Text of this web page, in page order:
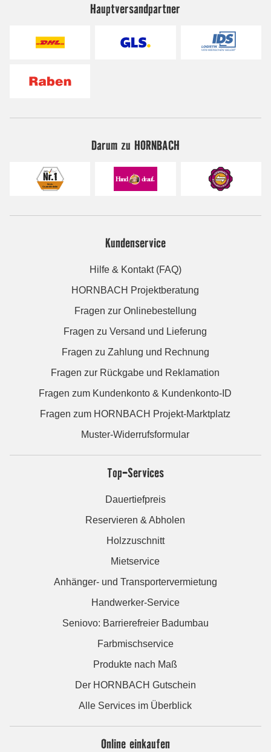
Hauptversandpartner
Darum zu HORNBACH
Kundenservice
Hilfe & Kontakt (FAQ)
HORNBACH Projektberatung
Fragen zur Onlinebestellung
Fragen zu Versand und Lieferung
Fragen zu Zahlung und Rechnung
Fragen zur Rückgabe und Reklamation
Fragen zum Kundenkonto & Kundenkonto-ID
Fragen zum HORNBACH Projekt-Marktplatz
Muster-Widerrufsformular
Top-Services
Dauertiefpreis
Reservieren & Abholen
Holzzuschnitt
Mietservice
Anhänger- und Transportervermietung
Handwerker-Service
Seniovo: Barrierefreier Badumbau
Farbmischservice
Produkte nach Maß
Der HORNBACH Gutschein
Alle Services im Überblick
Online einkaufen